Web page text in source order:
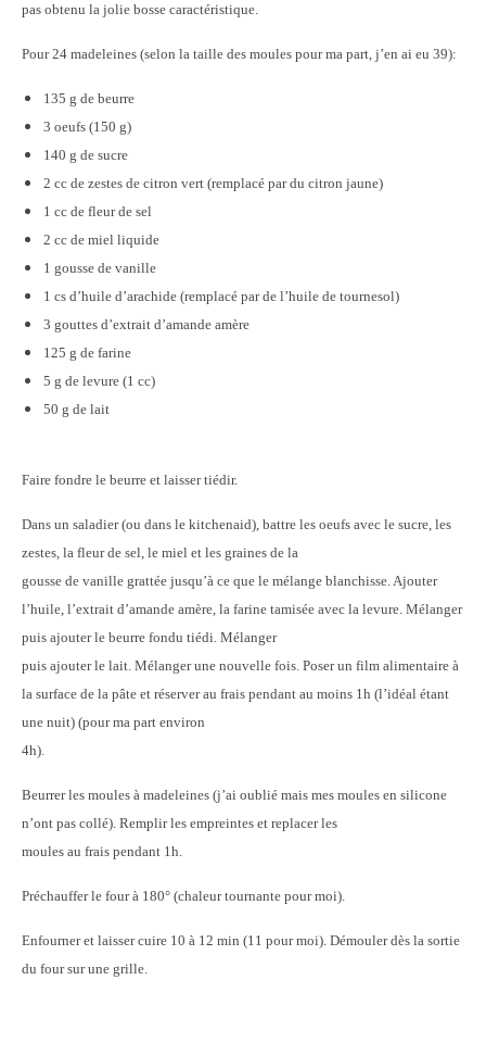
pas obtenu la jolie bosse caractéristique.
Pour 24 madeleines (selon la taille des moules pour ma part, j’en ai eu 39):
135 g de beurre
3 oeufs (150 g)
140 g de sucre
2 cc de zestes de citron vert (remplacé par du citron jaune)
1 cc de fleur de sel
2 cc de miel liquide
1 gousse de vanille
1 cs d’huile d’arachide (remplacé par de l’huile de tournesol)
3 gouttes d’extrait d’amande amère
125 g de farine
5 g de levure (1 cc)
50 g de lait
Faire fondre le beurre et laisser tiédir.
Dans un saladier (ou dans le kitchenaid), battre les oeufs avec le sucre, les
zestes, la fleur de sel, le miel et les graines de la
gousse de vanille grattée jusqu’à ce que le mélange blanchisse. Ajouter
l’huile, l’extrait d’amande amère, la farine tamisée avec la levure. Mélanger
puis ajouter le beurre fondu tiédi. Mélanger
puis ajouter le lait. Mélanger une nouvelle fois. Poser un film alimentaire à
la surface de la pâte et réserver au frais pendant au moins 1h (l’idéal étant
une nuit) (pour ma part environ
4h).
Beurrer les moules à madeleines (j’ai oublié mais mes moules en silicone
n’ont pas collé). Remplir les empreintes et replacer les
moules au frais pendant 1h.
Préchauffer le four à 180° (chaleur tournante pour moi).
Enfourner et laisser cuire 10 à 12 min (11 pour moi). Démouler dès la sortie
du four sur une grille.